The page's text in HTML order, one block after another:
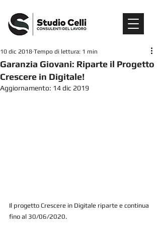
Garanzia Giovani: Riparte il Progetto
Crescere in Digitale!
10 dic 2018 Tempo di lettura: 1 min
Aggiornamento: 14 dic 2019
Il progetto Crescere in Digitale riparte e continua
fino al 30/06/2020.